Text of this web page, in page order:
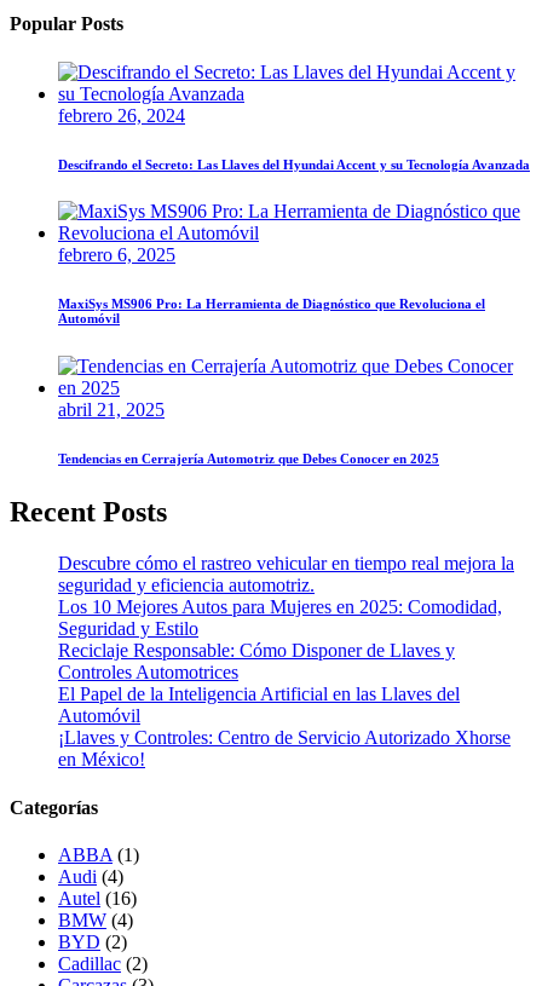
Popular Posts
febrero 26, 2024
Descifrando el Secreto: Las Llaves del Hyundai Accent y su Tecnología Avanzada
febrero 6, 2025
MaxiSys MS906 Pro: La Herramienta de Diagnóstico que Revoluciona el
Automóvil
abril 21, 2025
Tendencias en Cerrajería Automotriz que Debes Conocer en 2025
Recent Posts
Descubre cómo el rastreo vehicular en tiempo real mejora la
seguridad y eficiencia automotriz.
Los 10 Mejores Autos para Mujeres en 2025: Comodidad,
Seguridad y Estilo
Reciclaje Responsable: Cómo Disponer de Llaves y
Controles Automotrices
El Papel de la Inteligencia Artificial en las Llaves del
Automóvil
¡Llaves y Controles: Centro de Servicio Autorizado Xhorse
en México!
Categorías
ABBA (1)
Audi (4)
Autel (16)
BMW (4)
BYD (2)
Cadillac (2)